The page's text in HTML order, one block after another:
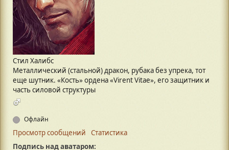
Стил Халибс
Металлический (стальной) дракон, рубака без упрека, тот
еще шутник. «Кость» ордена «Virent Vitae», его защитник и
часть силовой структуры
Офлайн
Просмотр сообщений
Статистика
Подпись над аватаром: